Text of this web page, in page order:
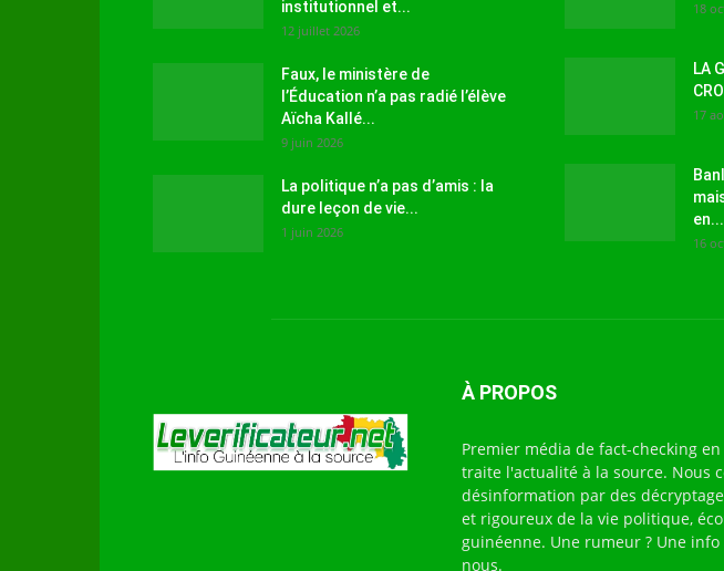
institutionnel et...
12 juillet 2026
Faux, le ministère de
l’Éducation n’a pas radié l’élève
Aïcha Kallé...
9 juin 2026
La politique n’a pas d’amis : la
dure leçon de vie...
1 juin 2026
18
LA
17
en...
16
À PROPOS
Premier média de fact-checking
traite l'actualité à la source. Nous
désinformation par des
et rigoureux de la vie politique,
guinéenne. Une rumeur ? Une info
nous.